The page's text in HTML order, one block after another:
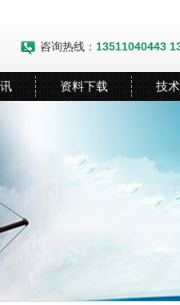
咨询热线： 13511040443
资料下载 技